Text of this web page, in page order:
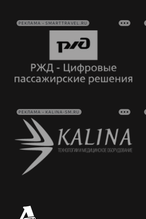
РЕКЛАМА • SMARTTRAVEL.RU
РЕКЛАМА • KALINA-SM.RU